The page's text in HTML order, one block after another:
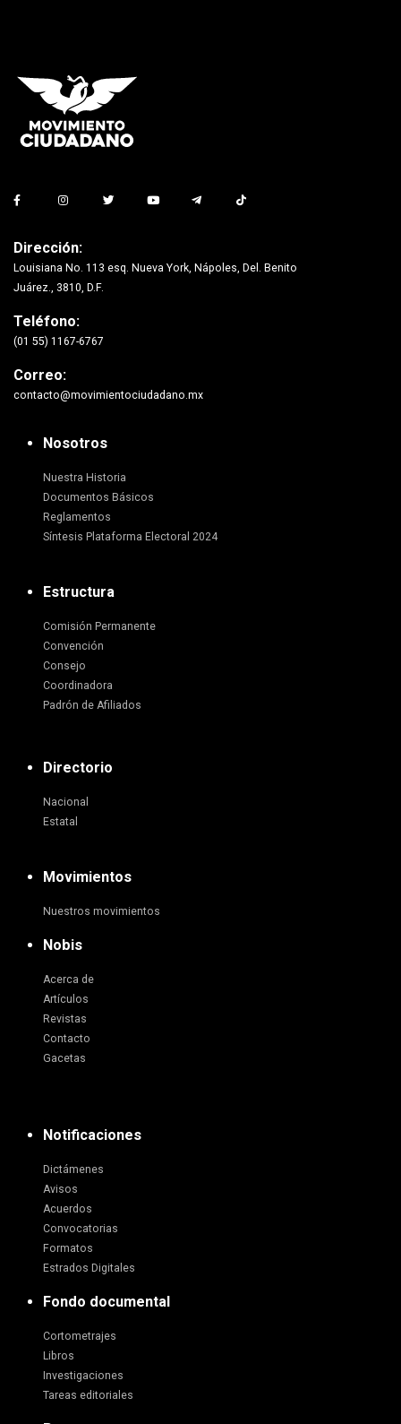
Dirección:
Louisiana No. 113 esq. Nueva York, Nápoles, Del. Benito
Juárez., 3810, D.F.
Teléfono:
(01 55) 1167-6767
Correo:
contacto@movimientociudadano.mx
Nosotros
Nuestra Historia
Documentos Básicos
Reglamentos
Síntesis Plataforma Electoral 2024
Estructura
Comisión Permanente
Convención
Consejo
Coordinadora
Padrón de Afiliados
Directorio
Nacional
Estatal
Movimientos
Nuestros movimientos
Nobis
Acerca de
Artículos
Revistas
Contacto
Gacetas
Notificaciones
Dictámenes
Avisos
Acuerdos
Convocatorias
Formatos
Estrados Digitales
Fondo documental
Cortometrajes
Libros
Investigaciones
Tareas editoriales